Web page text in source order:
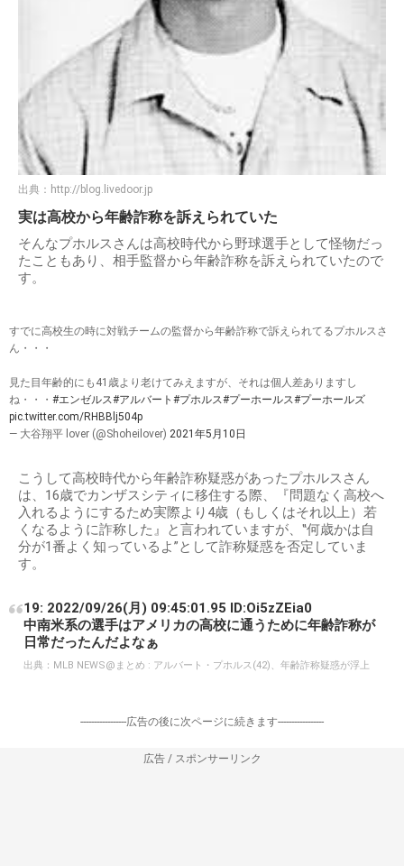
出典： http://blog.livedoor.jp
実は高校から年齢詐称を訴えられていた
そんなプホルスさんは高校時代から野球選手として怪物だっ
たこともあり、相手監督から年齢詐称を訴えられていたので
す。
すでに高校生の時に対戦チームの監督から年齢詐称で訴えられてるプホルスさ
ん・・・
見た目年齢的にも41歳より老けてみえますが、それは個人差ありますし
ね・・・ #エンゼルス#アルバート #プホルス#プーホールス#プーホールズ
pic.twitter.com/RHBBlj504p
— 大谷翔平 lover (@Shoheilover) 2021年5月10日
こうして高校時代から年齢詐称疑惑があったプホルスさん
は、16歳でカンザスシティに移住する際、『問題なく高校へ
入れるようにするため実際より4歳（もしくはそれ以上）若
くなるように詐称した』と言われていますが、‟何歳かは自
分が1番よく知っているよ”として詐称疑惑を否定していま
す。
19: 2022/09/26(月) 09:45:01.95 ID:Oi5zZEia0
中南米系の選手はアメリカの高校に通うために年齢詐称が
日常だったんだよなぁ
出典： MLB NEWS@まとめ : アルバート・プホルス(42)、年齢詐称疑惑が浮上
-----------------広告の後に次ページに続きます-----------------
広告 / スポンサーリンク